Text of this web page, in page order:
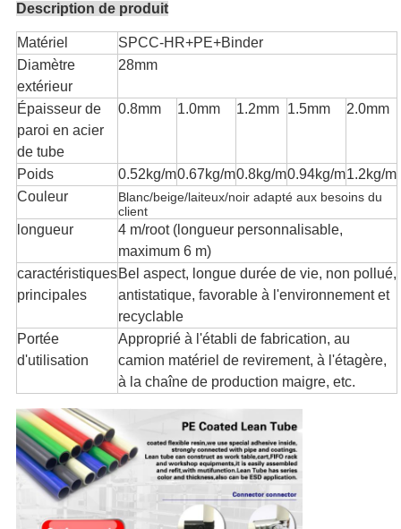
Description de produit
Matériel
SPCC-HR+PE+Binder
Diamètre
extérieur
28mm
Épaisseur de
paroi en acier
de tube
0.8mm 1.0mm 1.2mm 1.5mm 2.0mm
Poids 0.52kg/m0.67kg/m0.8kg/m0.94kg/m1.2kg/m
Couleur
Blanc/beige/laiteux/noir adapté aux besoins du
client
longueur
4 m/root (longueur personnalisable,
maximum 6 m)
caractéristiques
principales
Bel aspect, longue durée de vie, non pollué,
antistatique, favorable à l'environnement et
recyclable
Portée
d'utilisation
Approprié à l'établi de fabrication, au
camion matériel de revirement, à l'étagère,
à la chaîne de production maigre, etc.